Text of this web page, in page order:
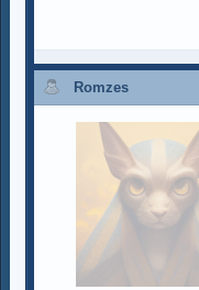
Romzes